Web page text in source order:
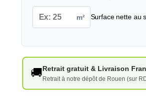
m² Surface nette au
🚚Retrait gratuit & Livraison
Retrait à notre dépôt de Rouen (sur